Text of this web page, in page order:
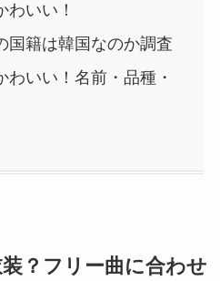
いい！
国籍は韓国なのか調査
わいい！名前・品種・
？フリー曲に合わせ